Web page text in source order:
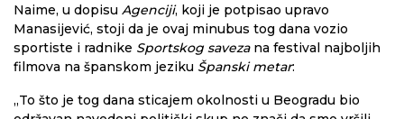
Naime, u dopisu Agenciji, koji je potpisao upravo
Manasijević, stoji da je ovaj minubus tog dana vozio
sportiste i radnike Sportskog savezana festival najboljih
filmova na španskom jeziku Španski metar:
„To što je tog dana sticajem okolnosti u Beogradu bio